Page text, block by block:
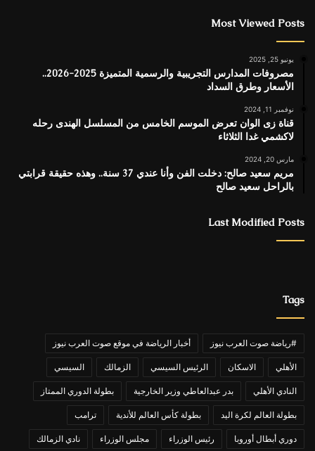
Most Viewed Posts
يونيو 25, 2025
مصروفات المدارس التجريبية والرسمية المتميزة 2025-2026..
الأسعار وطرق السداد
نوفمبر 11, 2024
قناة زى الوان تعرض الموسم الخامس من المسلسل الهندى رحله
لاكشمي غدا الثلاثاء
مارس 20, 2024
مريم سعيد صالح: دخلت الفن وأنا عندي 37 سنة.. وهذه حقيقة قرابتي
بالراحل سعيد صالح
Last Modified Posts
Tags
#رياضة صوت العرب نيوز أخبار الرياضة في موقع صوت العرب نيوز
الأهلي الاسكان الرئيس السيسي الزمالك السيسي
النادي الأهلي بدر عبدالعاطي وزير الخارجية بطولة الدوري الممتاز
بطولة العالم لكرة اليد بطولة كأس العالم للأندية ترامب
دوري أبطال أوروبا رئيس الوزراء مجلس الوزراء نادي الزمالك